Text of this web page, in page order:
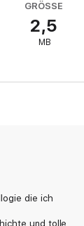
GRÖSSE
2,5
MB
die ich
und tolle